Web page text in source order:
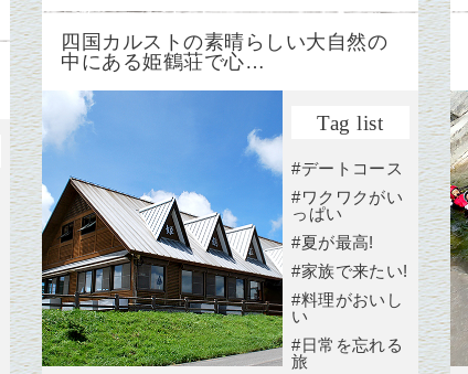
四国カルストの素晴らしい大自然の
中にある姫鶴荘で心…
Tag list
#デートコース
#ワクワクがい
っぱい
#夏が最高!
#家族で来たい!
#料理がおいし
い
#日常を忘れる
旅